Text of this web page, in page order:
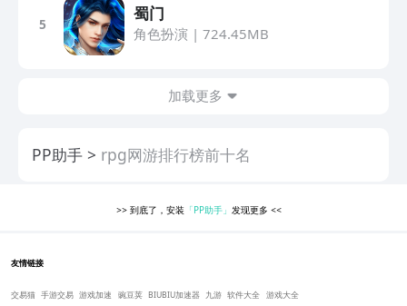
5
蜀门
角色扮演 | 724.45MB
加载更多
PP助手 rpg网游排行榜前十名
>> 到底了，安装 「PP助手」发现更多<<
友情链接
交易猫 手游交易 游戏加速 豌豆荚 BIUBIU加速器 九游 软件大全 游戏大全